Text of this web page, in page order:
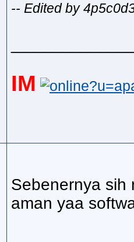
-- Edited by
IM
Sebenernya sih
aman yaa